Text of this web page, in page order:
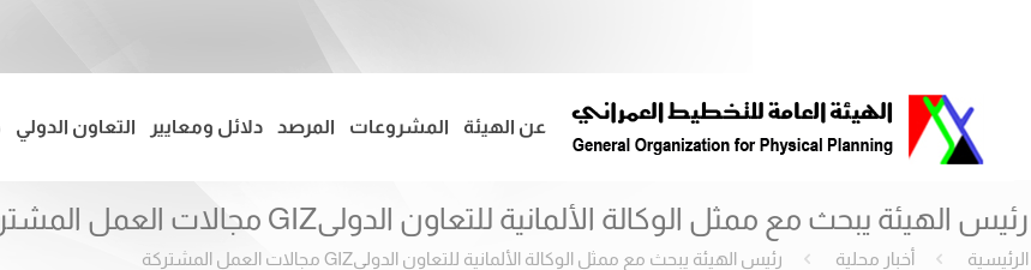
عن الهيئة المشروعات المرصد دلائل ومعايير التعاون الدولي
رئيس الهيئة يبحث مع ممثل الوكالة الألمانية للتعاون الدولىGIZ مجالات العمل المشتركة
الرئيسية أخبار محلية رئيس الهيئة يبحث مع ممثل الوكالة الألمانية للتعاون الدولىGIZ مجالات العمل المشتركة